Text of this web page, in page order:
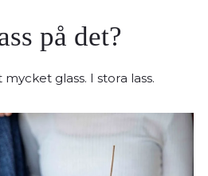
mycket spartansk och
skulle man kunna säga. Så
på det?
glass. I stora lass.